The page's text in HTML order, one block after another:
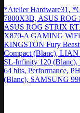
*Atelier Hardware31,
7800X3D, ASUS
ASUS ROG STRIX
X870-A GAMING
KINGSTON Fury
Compact (Blanc),
SL-Infinity 120 (Blanc),
64 bits, Performance,
(Blanc), SAMSUNG